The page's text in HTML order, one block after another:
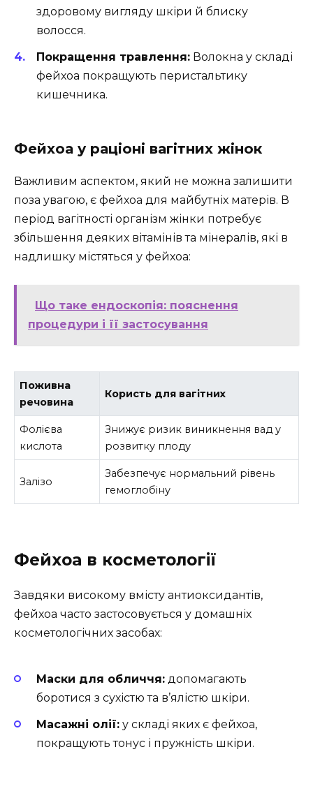
здоровому вигляду шкіри й блиску
волосся.
Покращення травлення: Волокна у складі
фейхоа покращують перистальтику
кишечника.
Фейхоа у раціоні вагітних жінок
Важливим аспектом, який не можна залишити
поза увагою, є фейхоа для майбутніх матерів. В
період вагітності організм жінки потребує
збільшення деяких вітамінів та мінералів, які в
надлишку містяться у фейхоа:
Що таке ендоскопія: пояснення
процедури і її застосування
Поживна
речовина
Користь для вагітних
Фолієва
кислота
Знижує ризик виникнення вад у
розвитку плоду
Залізо
Забезпечує нормальний рівень
гемоглобіну
Фейхоа в косметології
Завдяки високому вмісту антиоксидантів,
фейхоа часто застосовується у домашніх
косметологічних засобах:
Маски для обличчя: допомагають
боротися з сухістю та в’ялістю шкіри.
Масажні олії: у складі яких є фейхоа,
покращують тонус і пружність шкіри.